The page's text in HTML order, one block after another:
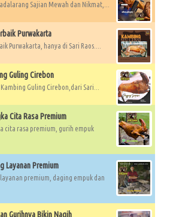
Sajian Mewah dan Nikmat,...
Purwakarta
Purwakarta, hanya di Sari Raos....
Guling Cirebon
Guling Cirebon,dari Sari...
Cita Rasa Premium
cita rasa premium, gurih empuk
Layanan Premium
premium, daging empuk dan
Gurihnya Bikin Nagih